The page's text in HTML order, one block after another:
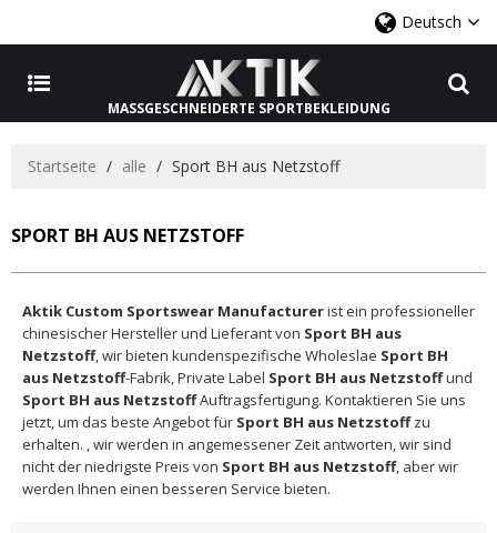
Deutsch
MASSGESCHNEIDERTE SPORTBEKLEIDUNG
Startseite / alle / Sport BH aus Netzstoff
SPORT BH AUS NETZSTOFF
Aktik Custom Sportswear Manufacturerist ein professioneller
chinesischer Hersteller und Lieferant von Sport BH aus
Netzstoff, wir bieten kundenspezifische Wholeslae Sport BH
aus Netzstoff-Fabrik, Private Label Sport BH aus Netzstoffund
Sport BH aus NetzstoffAuftragsfertigung. Kontaktieren Sie uns
jetzt, um das beste Angebot für Sport BH aus Netzstoffzu
erhalten. , wir werden in angemessener Zeit antworten, wir sind
nicht der niedrigste Preis von Sport BH aus Netzstoff, aber wir
werden Ihnen einen besseren Service bieten.